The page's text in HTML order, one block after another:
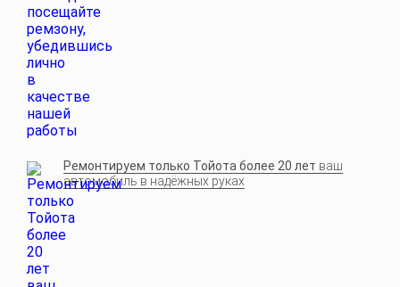
Ремонтируем только Тойота более 20 лет ваш
автомобиль в надёжных руках